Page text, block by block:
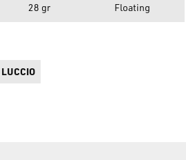
28 gr Floating